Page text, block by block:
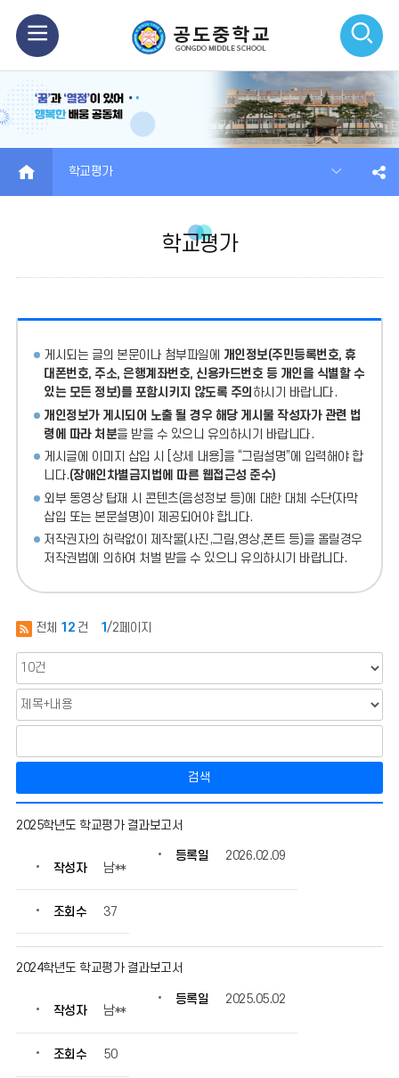
모
바
일
메
뉴
기
검
색
열
기
HOME 학교평가
학교평가
게시되는 글의 본문이나 첨부파일에 개인정보(주민등록번호, 휴
대폰번호, 주소, 은행계좌번호, 신용카드번호 등 개인을 식별할 수
있는 모든 정보)를 포함시키지 않도록 주의 하시기 바랍니다.
개인정보가 게시되어 노출 될 경우 해당 게시물 작성자가 관련 법
령에 따라 처분을 받을 수 있으니 유의하시기 바랍니다.
게시글에 이미지 삽입 시 [상세 내용]을 “그림설명”에 입력해야 합
니다.(장애인차별금지법에 따른 웹접근성 준수)
외부 동영상 탑재 시 콘텐츠(음성정보 등)에 대한 대체 수단(자막
삽입 또는 본문설명)이 제공되어야 합니다.
저작권자의 허락없이 제작물(사진,그림,영상,폰트 등)을 올릴경우
저작권법에 의하여 처벌 받을 수 있으니 유의하시기 바랍니다.
전체 12 건 1 /2페이지
검색
교
의
물
번
작
자,
2025학년도 학교평가 결과보고서
작성자 남**
등록일 2026.02.09
조회수 37
2024학년도 학교평가 결과보고서
작성자 남**
등록일 2025.05.02
조회수 50